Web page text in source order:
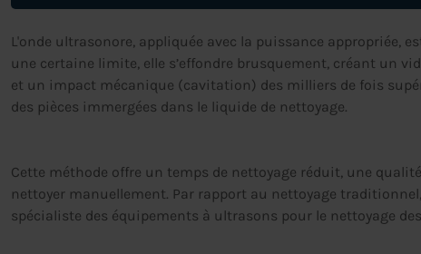
L'onde ultrasonore, appliquée avec la puissance appropriée,
une certaine limite, elle s’effondre brusquement, créant un
et un impact mécanique (cavitation) des milliers de fois
des pièces immergées dans le liquide de nettoyage.
Cette méthode offre un temps de nettoyage réduit, une
nettoyer manuellement. Par rapport au nettoyage
spécialiste des équipements à ultrasons pour le nettoyage